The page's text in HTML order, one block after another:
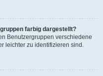
farbig dargestellt?
Benutzergruppen verschiedene
leichter zu identifizieren sind.